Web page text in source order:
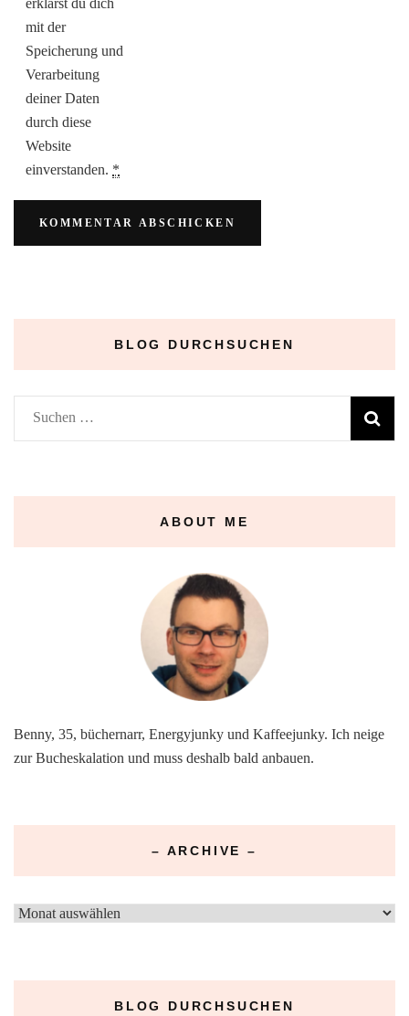
erklärst du dich
mit der
Speicherung und
Verarbeitung
deiner Daten
durch diese
Website
einverstanden. *
BLOG DURCHSUCHEN
Suchen
nach:
ABOUT ME
Benny, 35, büchernarr, Energyjunky und Kaffeejunky. Ich neige
zur Bucheskalation und muss deshalb bald anbauen.
– ARCHIVE –
–
BLOG DURCHSUCHEN